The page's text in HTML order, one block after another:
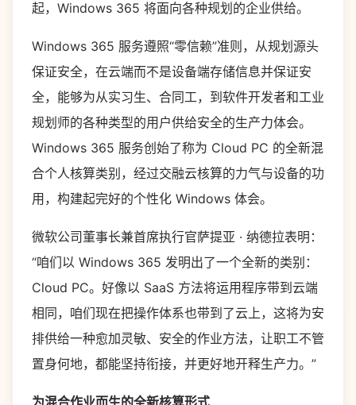
起，Windows 365 将面向各种规划的企业供给。
Windows 365 服务遵照“零信赖”准则，从规划源头
保证安全，在云端而不是设备端存储信息并保证安
全，能够为从实习生、合同工，到软件开发者和工业
规划师的各种类型的用户供给安全的生产力体会。
Windows 365 服务创始了称为 Cloud PC 的全新混
合个人核算类别，经过交融云核算的力气与设备的功
用，构建起完好的个性化 Windows 体会。
微软公司董事长兼首席执行官萨提亚 · 纳德拉表明：
“咱们以 Windows 365 发明出了一个全新的类别：
Cloud PC。好像以 SaaS 方法将运用程序带到云端
相同，咱们现在把操作体系也带到了云上，这将为安
排供给一种愈加灵敏、安全的作业方法，让职工不管
置身何地，都能坚持衔接，并更好地开释生产力。”
为混合作业而生的全新核算形式